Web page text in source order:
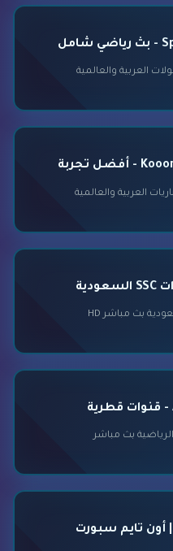
العربية والعالمية
العربية والعالمية
بث مباشر